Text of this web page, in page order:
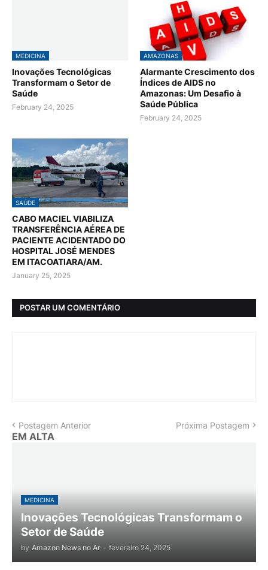
MEDICINA
Inovações Tecnológicas
Transformam o Setor de
Saúde
February 24, 2025
AMAZONAS
Alarmante Crescimento dos
Índices de AIDS no
Amazonas: Um Desafio à
Saúde Pública
February 24, 2025
SAÚDE
CABO MACIEL VIABILIZA
TRANSFERÊNCIA AÉREA DE
PACIENTE ACIDENTADO DO
HOSPITAL JOSÉ MENDES
EM ITACOATIARA/AM.
January 25, 2025
POSTAR UM COMENTÁRIO
Postagem Anterior Próxima Postagem
EM ALTA
MEDICINA
Inovações Tecnológicas Transformam o
Setor de Saúde
by Amazon News no Ar - fevereiro 24, 2025